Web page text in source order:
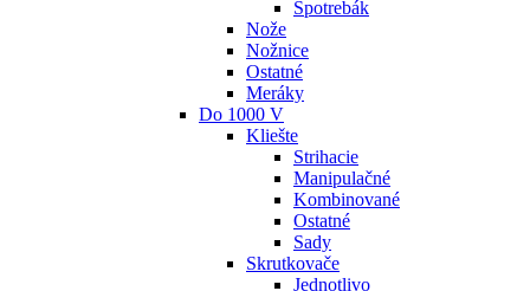
Spotrebák
Nože
Nožnice
Ostatné
Meráky
Do 1000 V
Kliešte
Strihacie
Manipulačné
Kombinované
Ostatné
Sady
Skrutkovače
Jednotlivo